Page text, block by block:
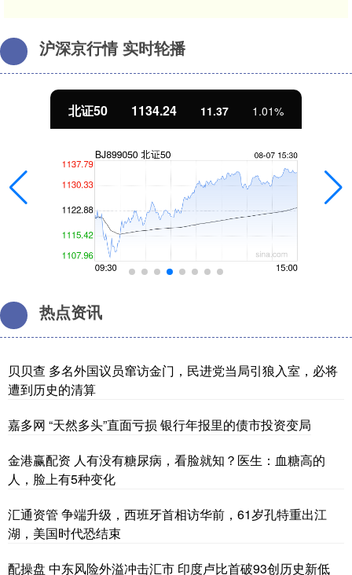
沪深京行情 实时轮播
北证50 1134.24 11.37 1.01%
热点资讯
贝贝查 多名外国议员窜访金门，民进党当局引狼入室，必将
遭到历史的清算
嘉多网 “天然多头”直面亏损 银行年报里的债市投资变局
金港赢配资 人有没有糖尿病，看脸就知？医生：血糖高的
人，脸上有5种变化
汇通资管 争端升级，西班牙首相访华前，61岁孔特重出江
湖，美国时代恐结束
配操盘 中东风险外溢冲击汇市 印度卢比首破93创历史新低